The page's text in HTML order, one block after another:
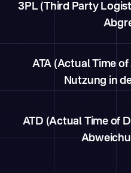
3PL (Third Party
ATA (Actual Time
Nutzung in
ATD (Actual Time of